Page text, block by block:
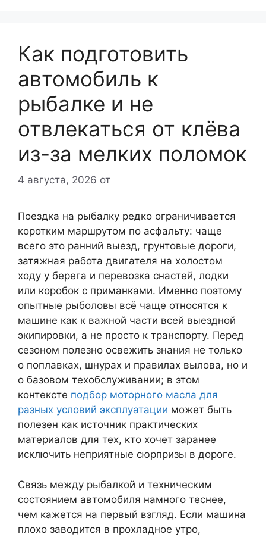
Как подготовить
автомобиль к
рыбалке и не
отвлекаться от клёва
из-за мелких поломок
4 августа, 2026 от
Поездка на рыбалку редко ограничивается
коротким маршрутом по асфальту: чаще
всего это ранний выезд, грунтовые дороги,
затяжная работа двигателя на холостом
ходу у берега и перевозка снастей, лодки
или коробок с приманками. Именно поэтому
опытные рыболовы всё чаще относятся к
машине как к важной части всей выездной
экипировки, а не просто к транспорту. Перед
сезоном полезно освежить знания не только
о поплавках, шнурах и правилах вылова, но и
о базовом техобслуживании; в этом
контексте подбор моторного масла для
разных условий эксплуатации может быть
полезен как источник практических
материалов для тех, кто хочет заранее
исключить неприятные сюрпризы в дороге.
Связь между рыбалкой и техническим
состоянием автомобиля намного теснее,
чем кажется на первый взгляд. Если машина
плохо заводится в прохладное утро,